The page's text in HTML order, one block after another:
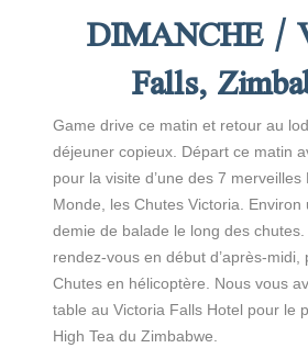
DIMANCHE /
Falls,
Game drive ce matin et retour au
déjeuner copieux. Départ ce matin
pour la visite d’une des 7 merveilles
Monde, les Chutes Victoria. Environ
demie de balade le long des chutes.
rendez-vous en début d’après-
Chutes en hélicoptère. Nous vous
table au Victoria Falls Hotel pour le
High Tea du Zimbabwe.